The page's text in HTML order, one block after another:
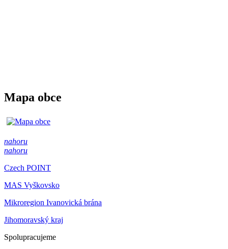
Mapa obce
nahoru
nahoru
Czech POINT
MAS Vyškovsko
Mikroregion Ivanovická brána
Jihomoravský kraj
Spolupracujeme